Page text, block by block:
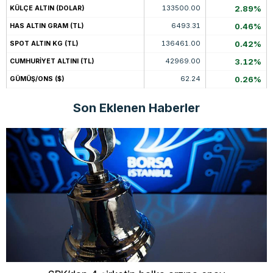
KÜLÇE ALTIN (DOLAR) 133500.00 2.89%
HAS ALTIN GRAM (TL) 6493.31 0.46%
SPOT ALTIN KG (TL) 136461.00 0.42%
CUMHURİYET ALTINI (TL) 42969.00 3.12%
GÜMÜŞ/ONS ($) 62.24 0.26%
Son Eklenen Haberler